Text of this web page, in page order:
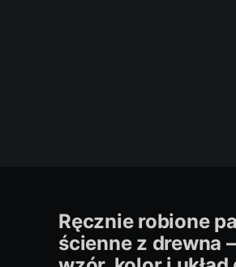
Ręcznie robione
ścienne z drewna